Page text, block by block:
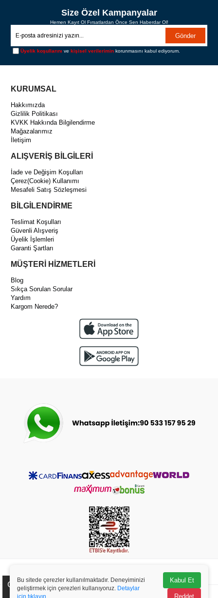
Size Özel Kampanyalar
Hemen Kayıt Ol Fırsatlardan Önce Sen Haberdar Ol!
Gönder
Üyelik koşullarını vekişisel verilerimin korunmasını kabul ediyorum.
KURUMSAL
Hakkımızda
Gizlilik Politikası
KVKK Hakkında Bilgilendirme
Mağazalarımız
İletişim
ALIŞVERİŞ BİLGİLERİ
İade ve Değişim Koşulları
Çerez(Cookie) Kullanımı
Mesafeli Satış Sözleşmesi
BİLGİLENDİRME
Teslimat Koşulları
Güvenli Alışveriş
Üyelik İşlemleri
Garanti Şartları
MÜŞTERİ HİZMETLERİ
Blog
Sıkça Sorulan Sorular
Yardım
Kargom Nerede?
- Tüm Hakları Saklıdır.
Çerez Kullanımı
Bu sitede çerezler kullanılmaktadır. Deneyiminizi
geliştirmek için çerezleri kullanıyoruz. Detaylar
için tıklayın.
Kabul Et
Reddet